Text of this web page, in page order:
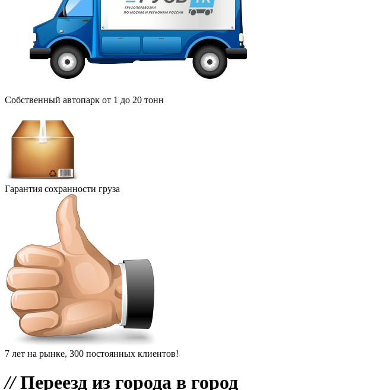
Собственный автопарк от 1 до 20 тонн
Гарантия сохранности груза
7 лет на рынке, 300 постоянных клиентов!
//Переезд из города в город